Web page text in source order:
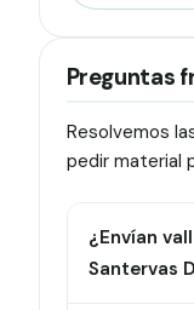
Preguntas
Resolvemos
pedir material
¿Envían
Santervas